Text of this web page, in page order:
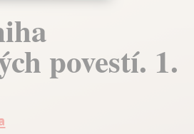
povestí. 1.